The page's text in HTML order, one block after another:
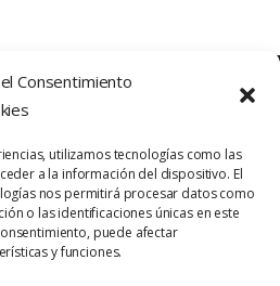
Consentimiento
utilizamos tecnologías como las
a la información del dispositivo. El
nos permitirá procesar datos como
o las identificaciones únicas en este
puede afectar
y funciones.
de Privacidad